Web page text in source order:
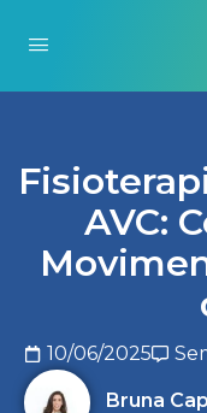
AVC:
10/06/2025
Bruna